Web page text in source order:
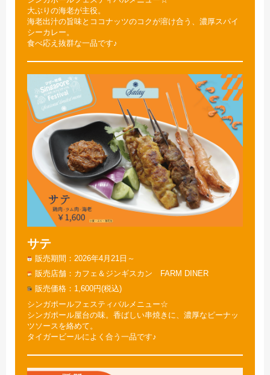
大ぶりの海老が主役。
海老出汁の旨味とココナッツのコクが溶け合う、濃厚スパイ
シーカレー。
食べ応え抜群な一品です♪
サテ
販売期間
2026年4月21日～
販売店舗
カフェ＆ジンギスカン FARM DINER
販売価格
1,600円(税込)
シンガポールフェスティバルメニュー☆
シンガポール屋台の味。香ばしい串焼きに、濃厚なピーナッ
ツソースを絡めて。
タイガービールによく合う一品です♪